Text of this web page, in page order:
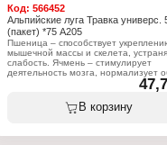
Код:566452
Альпийские луга Травка универс.
(пакет) *75 А205
Пшеница – способствует
мышечной массы и скелета,
слабость. Ячмень – стимулирует
деятельность мозга, нормализует
веществ, стимулирует рост и
мышечную силу, улучшить рефлексы,
повысить стрессоустойчивость.
В корзину